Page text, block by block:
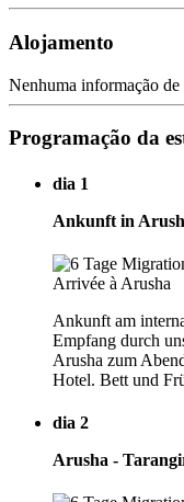
Alojamento
Nenhuma informação
Programação da
dia 1
Ankunft in
Ankunft am
Empfang durch
Arusha zum
Hotel. Bett und
dia 2
Arusha -